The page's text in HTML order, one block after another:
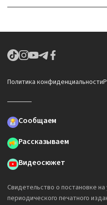
Политика конфиденциальности
Сообщаем
Рассказываем
Видеосюжет
Свидетельство о постановке
периодического печатного